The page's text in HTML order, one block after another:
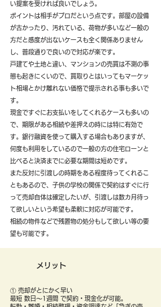
い提案を受ければ良いでしょう。
ポイントは相手がプロだという点です。部屋の設備
が古かったり、汚れている、荷物が多いなど一般の
方だと感度が出ないケースも全く関係ありません
し、普段通りで良いので対応が楽です。
戸建てや土地と違い、マンションの売買は不測の事
態も起きにくいので、買取りとはいってもマーケッ
ト相場とかけ離れない価格で提示される事も多いで
す。
現金ですぐにお支払いをしてくれるケースも多いの
で、期限がある相続や差押えの時には特に有効で
す。銀行融資を使って購入する場合もありますが、
何度も利用をしているので一般の方の住宅ローンと
比べると決済までに必要な期間は短めです。
また反対に引渡しの時期をある程度待ってくれるこ
ともあるので、子供の学校の関係で契約はすぐに行
って売却自体は確定したいが、引渡しは数カ月待っ
て欲しいという希望も柔軟に対応が可能です。
​相続の物件などで残置物の処分もして欲しい等の要
望も可能です。
メリット
① 売却がとにかく早い
最短 数日〜1週間 で契約・現金化が可能。